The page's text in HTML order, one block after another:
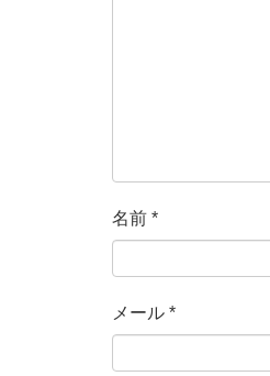
名前 *
メール *